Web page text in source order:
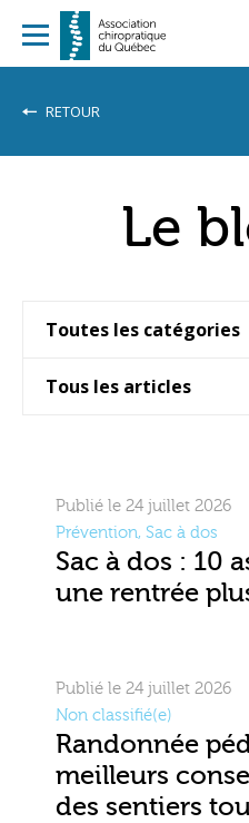
RETOUR
Le
Publié le 24 juillet 2026
Prévention, Sac à dos
Sac à dos : 10
une rentrée
Publié le 24 juillet 2026
Non classifié(e)
Randonnée
meilleurs
des sentiers